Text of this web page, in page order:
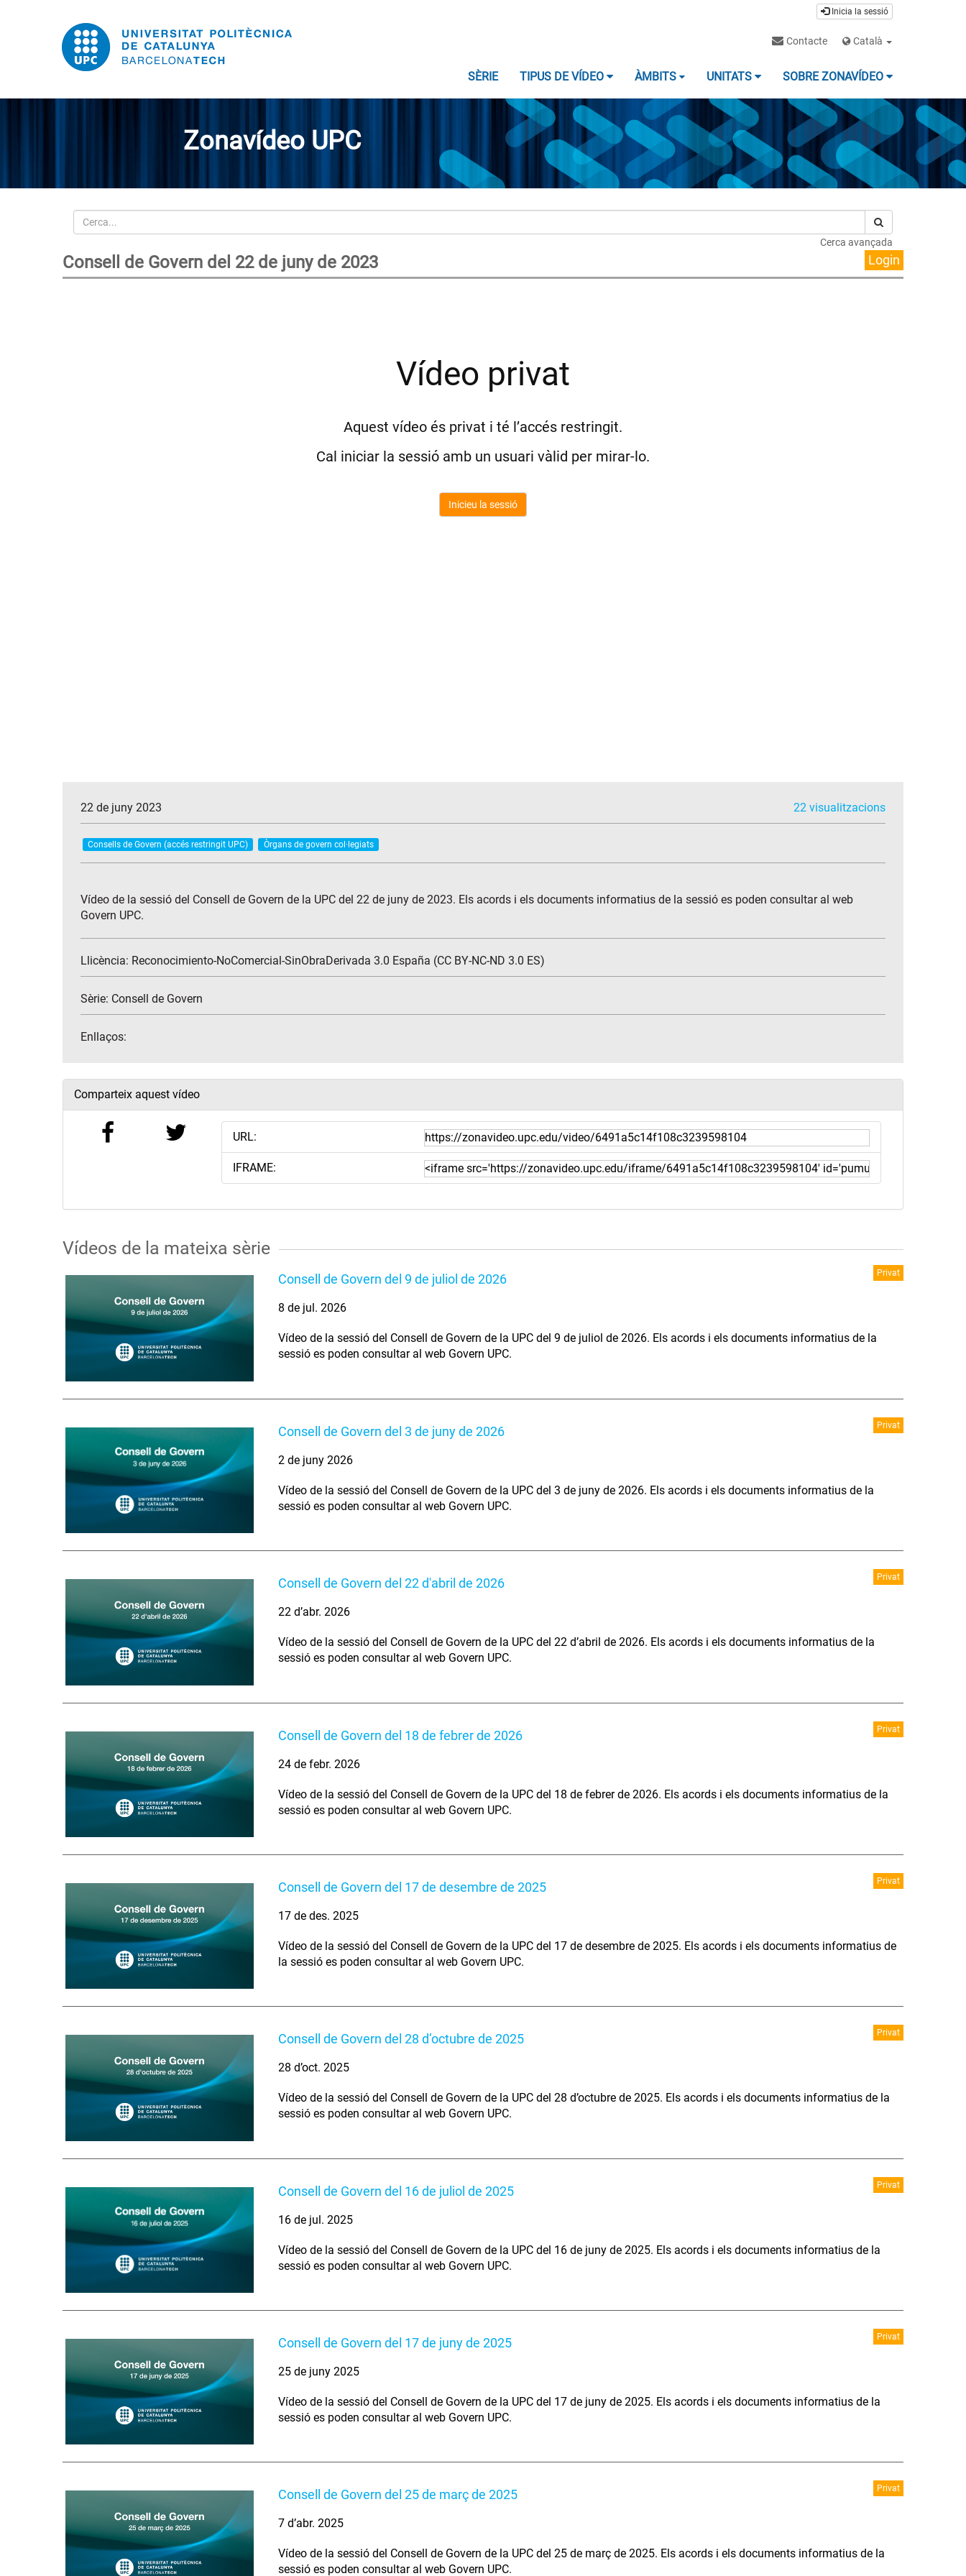
Inicia la sessió
Contacte Català
SÈRIE TIPUS DE VÍDEO ÀMBITS UNITATS SOBRE ZONAVÍDEO
Zonavídeo UPC
Cerca
Cerca avançada
Consell de Govern del 22 de juny de 2023 Login
22 de juny 2023 22 visualitzacions
Consells de Govern (accés restringit UPC) Òrgans de govern col·legiats
Vídeo de la sessió del Consell de Govern de la UPC del 22 de juny de 2023. Els acords i els documents informatius de la sessió es poden consultar al web
Govern UPC.
Llicència: Reconocimiento-NoComercial-SinObraDerivada 3.0 España (CC BY-NC-ND 3.0 ES)
Sèrie: Consell de Govern
Enllaços:
Comparteix aquest vídeo
URL:
IFRAME:
Vídeos de la mateixa sèrie
Consell de Govern del 9 de juliol de 2026 Privat
8 de jul. 2026
Vídeo de la sessió del Consell de Govern de la UPC del 9 de juliol de 2026. Els acords i els documents informatius de la
sessió es poden consultar al web Govern UPC.
Consell de Govern del 3 de juny de 2026 Privat
2 de juny 2026
Vídeo de la sessió del Consell de Govern de la UPC del 3 de juny de 2026. Els acords i els documents informatius de la
sessió es poden consultar al web Govern UPC.
Consell de Govern del 22 d'abril de 2026 Privat
22 d’abr. 2026
Vídeo de la sessió del Consell de Govern de la UPC del 22 d’abril de 2026. Els acords i els documents informatius de la
sessió es poden consultar al web Govern UPC.
Consell de Govern del 18 de febrer de 2026 Privat
24 de febr. 2026
Vídeo de la sessió del Consell de Govern de la UPC del 18 de febrer de 2026. Els acords i els documents informatius de la
sessió es poden consultar al web Govern UPC.
Consell de Govern del 17 de desembre de 2025 Privat
17 de des. 2025
Vídeo de la sessió del Consell de Govern de la UPC del 17 de desembre de 2025. Els acords i els documents informatius de
la sessió es poden consultar al web Govern UPC.
Consell de Govern del 28 d’octubre de 2025 Privat
28 d’oct. 2025
Vídeo de la sessió del Consell de Govern de la UPC del 28 d’octubre de 2025. Els acords i els documents informatius de la
sessió es poden consultar al web Govern UPC.
Consell de Govern del 16 de juliol de 2025 Privat
16 de jul. 2025
Vídeo de la sessió del Consell de Govern de la UPC del 16 de juny de 2025. Els acords i els documents informatius de la
sessió es poden consultar al web Govern UPC.
Consell de Govern del 17 de juny de 2025 Privat
25 de juny 2025
Vídeo de la sessió del Consell de Govern de la UPC del 17 de juny de 2025. Els acords i els documents informatius de la
sessió es poden consultar al web Govern UPC.
Consell de Govern del 25 de març de 2025 Privat
7 d’abr. 2025
Vídeo de la sessió del Consell de Govern de la UPC del 25 de març de 2025. Els acords i els documents informatius de la
sessió es poden consultar al web Govern UPC.